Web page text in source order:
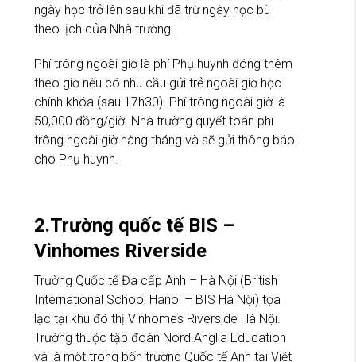
ngày học trở lên sau khi đã trừ ngày học bù
theo lịch của Nhà trường.
Phí trông ngoài giờ là phí Phụ huynh đóng thêm
theo giờ nếu có nhu cầu gửi trẻ ngoài giờ học
chính khóa (sau 17h30). Phí trông ngoài giờ là
50,000 đồng/giờ. Nhà trường quyết toán phí
trông ngoài giờ hàng tháng và sẽ gửi thông báo
cho Phụ huynh.
2.Trường quốc tế BIS –
Vinhomes Riverside
Trường Quốc tế Đa cấp Anh – Hà Nội (British
International School Hanoi – BIS Hà Nội) tọa
lạc tại khu đô thị Vinhomes Riverside Hà Nội.
Trường thuộc tập đoàn Nord Anglia Education
và là một trong bốn trường Quốc tế Anh tại Việt